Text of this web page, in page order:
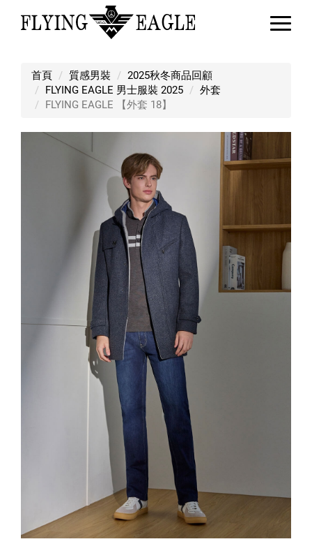
首頁 質感男裝
2025秋冬商品回顧
FLYING EAGLE 男士服裝 2025
外套
FLYING EAGLE 【外套 18】